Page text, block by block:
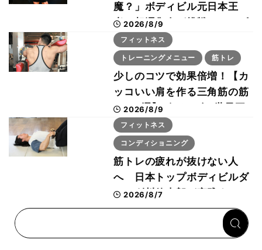
魔？」ボディビル元日本王
者・相澤隼人が挑戦 バーピ
ーでは驚異の種目2位
2026/8/9
フィットネス
トレーニングメニュー 筋トレ
少しのコツで効果倍増！【カ
ッコいい肩を作る三角筋の筋
トレ6選】ボディビル世界王
者が解説！
2026/8/9
フィットネス
コンディショニング
筋トレの疲れが抜けない人
へ 日本トップボディビルダ
ー・刈川啓志郎が実践する
「回復習慣」
2026/8/7